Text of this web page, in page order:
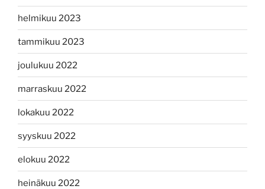
helmikuu 2023
tammikuu 2023
joulukuu 2022
marraskuu 2022
lokakuu 2022
syyskuu 2022
elokuu 2022
heinäkuu 2022